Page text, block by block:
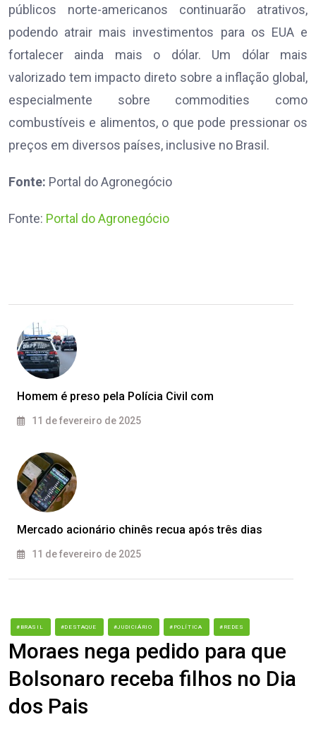
públicos norte-americanos continuarão atrativos,
podendo atrair mais investimentos para os EUA e
fortalecer ainda mais o dólar. Um dólar mais
valorizado tem impacto direto sobre a inflação global,
especialmente sobre commodities como
combustíveis e alimentos, o que pode pressionar os
preços em diversos países, inclusive no Brasil.
Fonte: Portal do Agronegócio
Fonte: Portal do Agronegócio
Homem é preso pela Polícia Civil com
11 de fevereiro de 2025
Mercado acionário chinês recua após três dias
11 de fevereiro de 2025
#BRASIL #DESTAQUE #JUDICIÁRIO #POLÍTICA #REDES
Moraes nega pedido para que
Bolsonaro receba filhos no Dia
dos Pais